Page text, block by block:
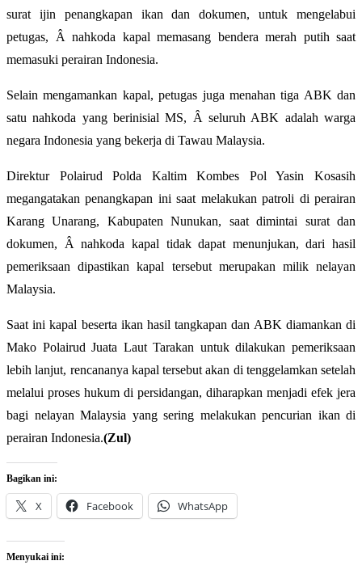
surat ijin penangkapan ikan dan dokumen, untuk mengelabui
petugas, Â nahkoda kapal memasang bendera merah putih saat
memasuki perairan Indonesia.
Selain mengamankan kapal, petugas juga menahan tiga ABK dan
satu nahkoda yang berinisial MS, Â seluruh ABK adalah warga
negara Indonesia yang bekerja di Tawau Malaysia.
Direktur Polairud Polda Kaltim Kombes Pol Yasin Kosasih
megangatakan penangkapan ini saat melakukan patroli di perairan
Karang Unarang, Kabupaten Nunukan, saat dimintai surat dan
dokumen, Â nahkoda kapal tidak dapat menunjukan, dari hasil
pemeriksaan dipastikan kapal tersebut merupakan milik nelayan
Malaysia.
Saat ini kapal beserta ikan hasil tangkapan dan ABK diamankan di
Mako Polairud Juata Laut Tarakan untuk dilakukan pemeriksaan
lebih lanjut, rencananya kapal tersebut akan di tenggelamkan setelah
melalui proses hukum di persidangan, diharapkan menjadi efek jera
bagi nelayan Malaysia yang sering melakukan pencurian ikan di
perairan Indonesia.(Zul)
Bagikan ini:
X Facebook WhatsApp
Menyukai ini: